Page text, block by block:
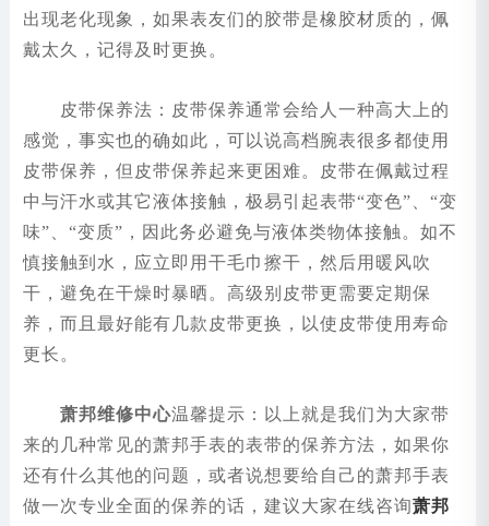
出现老化现象，如果表友们的胶带是橡胶材质的，佩
戴太久，记得及时更换。
皮带保养法：皮带保养通常会给人一种高大上的
感觉，事实也的确如此，可以说高档腕表很多都使用
皮带保养，但皮带保养起来更困难。皮带在佩戴过程
中与汗水或其它液体接触，极易引起表带“变色”、“变
味”、“变质”，因此务必避免与液体类物体接触。如不
慎接触到水，应立即用干毛巾擦干，然后用暖风吹
干，避免在干燥时暴晒。高级别皮带更需要定期保
养，而且最好能有几款皮带更换，以使皮带使用寿命
更长。
萧邦维修中心温馨提示：以上就是我们为大家带
来的几种常见的萧邦手表的表带的保养方法，如果你
还有什么其他的问题，或者说想要给自己的萧邦手表
做一次专业全面的保养的话，建议大家在线咨询萧邦